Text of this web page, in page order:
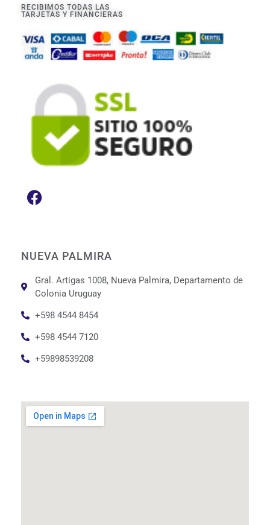
RECIBIMOS TODAS LAS
TARJETAS Y FINANCIERAS
NUEVA PALMIRA
Gral. Artigas 1008, Nueva Palmira, Departamento de
Colonia Uruguay
+598 4544 8454
+598 4544 7120
+59898539208